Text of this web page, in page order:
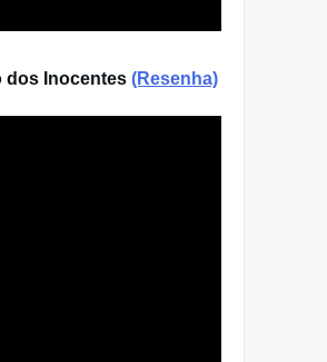
dos Inocentes (Resenha)